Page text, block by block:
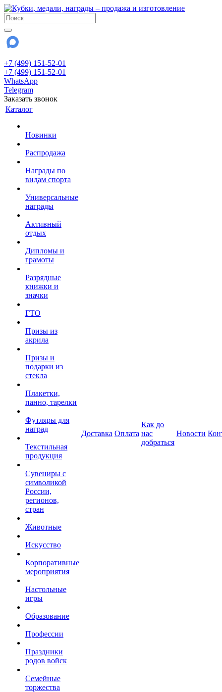
+7 (499) 151-52-01
+7 (499) 151-52-01
WhatsApp
Telegram
Заказать звонок
Каталог
Новинки
Распродажа
Награды по
видам спорта
Универсальные
награды
Активный
отдых
Дипломы и
грамоты
Разрядные
книжки и
значки
ГТО
Призы из
акрила
Призы и
подарки из
стекла
Плакетки,
панно, тарелки
Футляры для
наград
Текстильная
продукция
Сувениры с
символикой
России,
регионов,
стран
Животные
Искусство
Корпоративные
мероприятия
Настольные
игры
Образование
Профессии
Праздники
родов войск
Семейные
торжества
Доставка Оплата
Как до
нас
добраться
Новости